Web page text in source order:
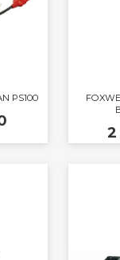
PS100